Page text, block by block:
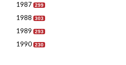
1987 299
1988 303
1989 293
1990 230